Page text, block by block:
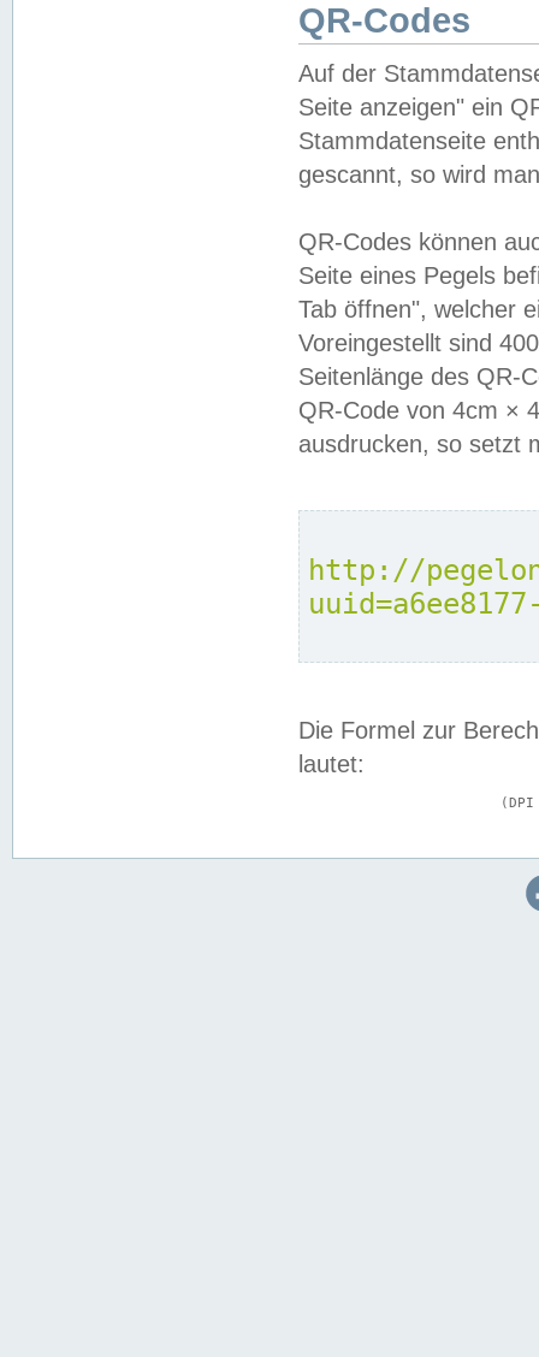
QR-Codes
Auf der
Seite anzeigen" ein
Stammdatenseite
gescannt, so wird
QR-Codes können
Seite eines Pegels
Tab öffnen", welcher
Voreingestellt sind
Seitenlänge des QR-
QR-Code von 4cm ×
ausdrucken, so setzt
http://
Die Formel zur
lautet: